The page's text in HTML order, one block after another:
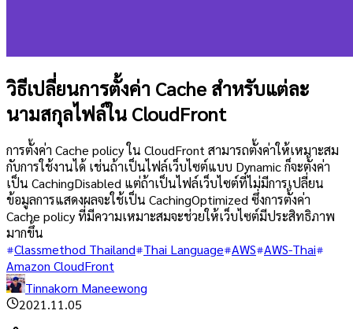
วิธีเปลี่ยนการตั้งค่า Cache สำหรับแต่ละ
นามสกุลไฟล์ใน CloudFront
การตั้งค่า Cache policy ใน CloudFront สามารถตั้งค่าให้เหมาะสม
กับการใช้งานได้ เช่นถ้าเป็นไฟล์เว็บไซต์แบบ Dynamic ก็จะตั้งค่า
เป็น CachingDisabled แต่ถ้าเป็นไฟล์เว็บไซต์ที่ไม่มีการเปลี่ยน
ข้อมูลการแสดงผลจะใช้เป็น CachingOptimized ซึ่งการตั้งค่า
Cache policy ที่มีความเหมาะสมจะช่วยให้เว็บไซต์มีประสิทธิภาพ
มากขึ้น
Classmethod Thailand Thai Language AWS AWS-Thai
Amazon CloudFront
Tinnakorn Maneewong
2021.11.05